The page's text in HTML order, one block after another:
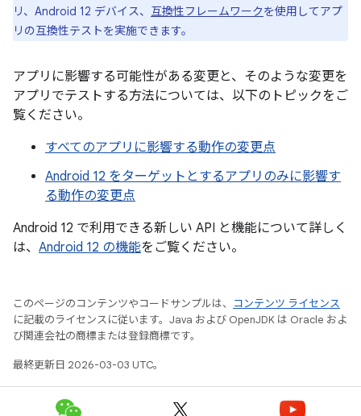
リ、Android 12 デバイス、 互換性フレームワークを使用してアプ
リの互換性テストを実施できます。
アプリに影響する可能性がある変更と、そのような変更を
アプリでテストする方法については、以下のトピックをご
覧ください。
すべてのアプリに影響する動作の変更点
Android 12 をターゲットとするアプリのみに影響す
る動作の変更点
Android 12 で利用できる新しい API と機能について詳しく
は、 Android 12 の機能をご覧ください。
このページのコンテンツやコードサンプルは、
コンテンツ ライセンス
に記載のライセンスに従います。Java および OpenJDK は Oracle およ
び関連会社の商標または登録商標です。
最終更新日 2026-03-03 UTC。